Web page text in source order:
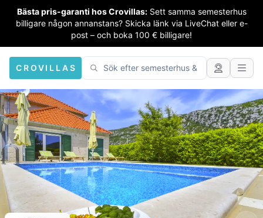
Bästa pris-garanti hos Crovillas: Sett samma semesterhus
billigare någon annanstans? Skicka länk via LiveChat eller e-
post – och boka 100 € billigare!
CROVILLAS